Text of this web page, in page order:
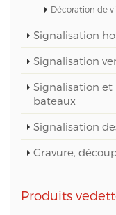
Décoration de
Signalisation
Signalisation
Signalisation et
bateaux
Signalisation
Gravure,
Produits